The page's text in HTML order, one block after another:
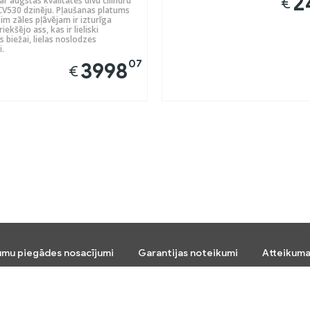
dzinēju. Pļaušanas platums
zāles pļāvējam ir izturīga
ass, kas ir lieliski
biežai, lielas noslodzes
€399807
piegādes nosacījumi Garantijas noteikumi